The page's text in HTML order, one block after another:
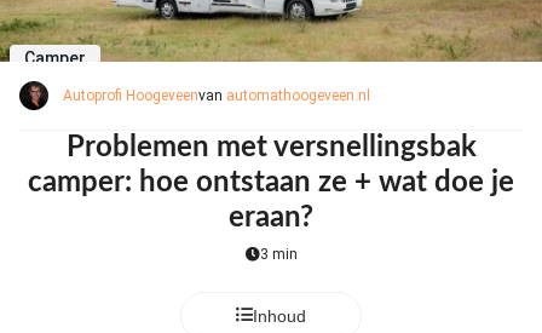
Camper
Autoprofi Hoogeveenvan automathoogeveen.nl
Problemen met versnellingsbak
camper: hoe ontstaan ze + wat doe je
eraan?
3 min
Inhoud